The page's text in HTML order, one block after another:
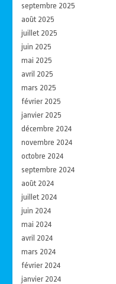
septembre 2025
août 2025
juillet 2025
juin 2025
mai 2025
avril 2025
mars 2025
février 2025
janvier 2025
décembre 2024
novembre 2024
octobre 2024
septembre 2024
août 2024
juillet 2024
juin 2024
mai 2024
avril 2024
mars 2024
février 2024
janvier 2024